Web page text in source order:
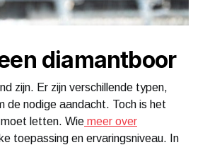
diamantboor
zijn. Er zijn verschillende typen,
de nodige aandacht. Toch is het
letten. Wie meer over
toepassing en ervaringsniveau. In